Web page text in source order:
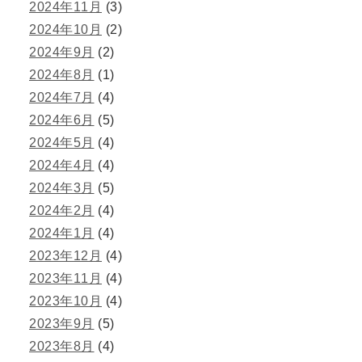
2024年11月 (3)
2024年10月 (2)
2024年9月 (2)
2024年8月 (1)
2024年7月 (4)
2024年6月 (5)
2024年5月 (4)
2024年4月 (4)
2024年3月 (5)
2024年2月 (4)
2024年1月 (4)
2023年12月 (4)
2023年11月 (4)
2023年10月 (4)
2023年9月 (5)
2023年8月 (4)